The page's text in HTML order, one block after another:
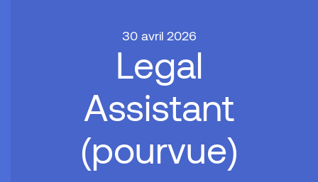
30 avril 2026
Legal
Assistant
(pourvue)